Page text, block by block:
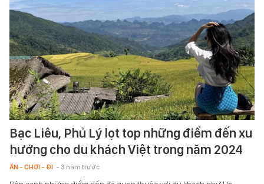
Bạc Liêu, Phủ Lý lọt top những điểm đến xu
hướng cho du khách Việt trong năm 2024
ĂN - CHƠI - ĐI - 3 năm trước